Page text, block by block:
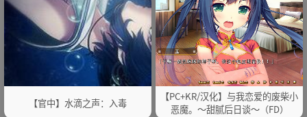
【官中】水滴之声：入毒
【PC+KR/汉化】与我恋爱的废柴小
恶魔。～甜腻后日谈～（FD）